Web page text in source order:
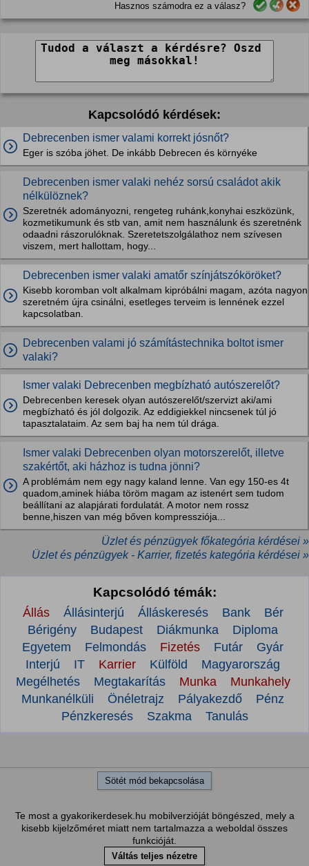
Hasznos számodra ez a válasz?
Kapcsolódó kérdések:
Debrecenben ismer valami korrekt jósnőt?
Eger is szóba jöhet. De inkább Debrecen és környéke
Debrecenben ismer valaki nehéz sorsú családot akik
nélkülöznek?
Szeretnék adományozni, rengeteg ruhánk,konyhai eszközünk,
kozmetikumunk és stb van, amit nem használunk és szeretnénk
odaadni rászorulóknak. Szeretetszolgálathoz nem szívesen
viszem, mert hallottam, hogy...
Debrecenben ismer valaki amatőr színjátszóköröket?
Kisebb koromban volt alkalmam kipróbálni magam, azóta nagyon
szeretném újra csinálni, esetleges terveim is lennének ezzel
kapcsolatban.
Debrecenben valami jó számítástechnika boltot ismer
valaki?
Ismer valaki Debrecenben megbízható autószerelőt?
Debrecenben keresek olyan autószerelőt/szervizt aki/ami
megbízható és jól dolgozik. Az eddigiekkel nincsenek túl jó
tapasztalataim. Az sem baj ha nem túl drága.
Ismer valaki Debrecenben olyan motorszerelőt, illetve
szakértőt, aki házhoz is tudna jönni?
A problémám nem egy nagy kaland lenne. Van egy 150-es 4t
quadom,aminek hiába töröm magam az istenért sem tudom
beállítani az alapjárati fordulatát. A motor nem rossz
benne,hiszen van még bőven kompressziója...
Üzlet és pénzügyek főkategória kérdései »
Üzlet és pénzügyek - Karrier, fizetés kategória kérdései »
Kapcsolódó témák:
Állás Állásinterjú Álláskeresés Bank
Bér
Bérigény
Budapest Diákmunka
Diploma
Egyetem
Felmondás Fizetés Futár
Gyár
Interjú
IT Karrier Külföld
Magyarország
Megélhetés
Megtakarítás Munka
Munkahely
Munkanélküli
Önéletrajz Pályakezdő
Pénz
Pénzkeresés
Szakma Tanulás
Sötét mód bekapcsolása
Te most a gyakorikerdesek.hu mobilverzióját böngészed, mely a
kisebb kijelzőméret miatt nem tartalmazza a weboldal összes
funkcióját.
Váltás teljes nézetre